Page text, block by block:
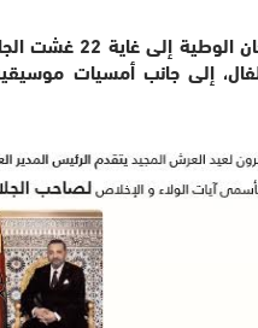
وستتواصل
إلى جانب أمسيات